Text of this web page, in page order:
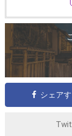
シェア